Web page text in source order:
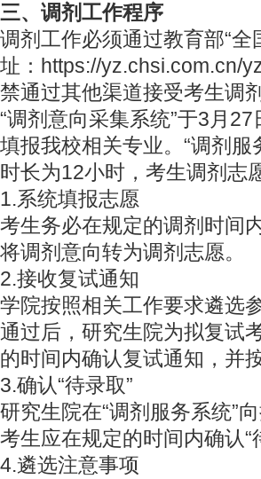
三、调剂工作程序
调剂工作必须通过教育部“
址：https://yz.chsi.com.cn/
禁通过其他渠道接受考生调
“调剂意向采集系统”于3月
填报我校相关专业。“调剂
时长为12小时，考生调剂志
1.系统填报志愿
考生务必在规定的调剂时间
将调剂意向转为调剂志愿。
2.接收复试通知
学院按照相关工作要求遴选
通过后，研究生院为拟复试
的时间内确认复试通知，并
3.确认“待录取”
研究生院在“调剂服务系统”
考生应在规定的时间内确认
4.遴选注意事项